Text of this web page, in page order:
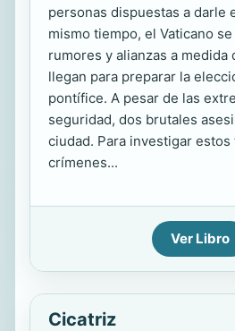
personas dispuestas a darle
mismo tiempo, el Vaticano
rumores y alianzas a medida
llegan para preparar la
pontífice. A pesar de las
seguridad, dos brutales
ciudad. Para investigar
crímenes...
Ver Libro
Cicatriz